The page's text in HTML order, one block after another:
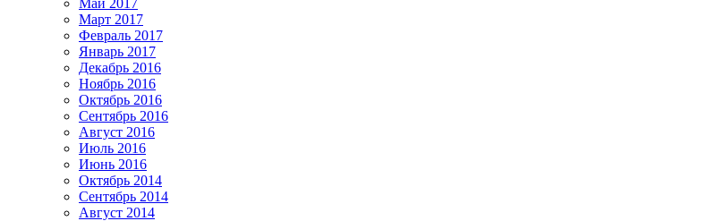
Март 2017
Февраль 2017
Январь 2017
Декабрь 2016
Ноябрь 2016
Октябрь 2016
Сентябрь 2016
Август 2016
Июль 2016
Июнь 2016
Октябрь 2014
Сентябрь 2014
Август 2014